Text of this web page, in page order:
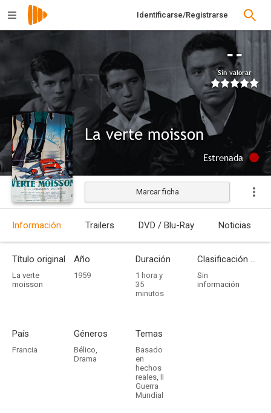
Identificarse/Registrarse
--
Sin valorar
La verte moisson
Estrenada
Marcar ficha
Información Trailers DVD / Blu-Ray Noticias
Título original
La verte
moisson
Año
1959
Duración
1 hora y
35
minutos
Clasificación por edades
Sin
información
País
Francia
Géneros
Bélico,
Drama
Temas
Basado
en
hechos
reales, II
Guerra
Mundial